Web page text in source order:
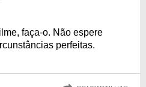
faça-o. Não espere
perfeitas.